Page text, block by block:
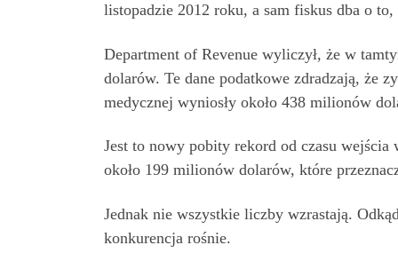
listopadzie 2012 roku, a sam fiskus dba o
Department of Revenue wyliczył, że w
dolarów. Te dane podatkowe zdradzają, że
medycznej wyniosły około 438 milionów
Jest to nowy pobity rekord od czasu wejścia
około 199 milionów dolarów, które
Jednak nie wszystkie liczby wzrastają.
konkurencja rośnie.